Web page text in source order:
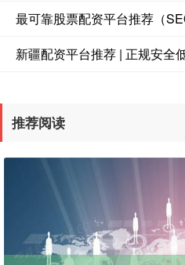
最可靠股票配资平台推荐（
新疆配资平台推荐 | 正规安全
推荐阅读